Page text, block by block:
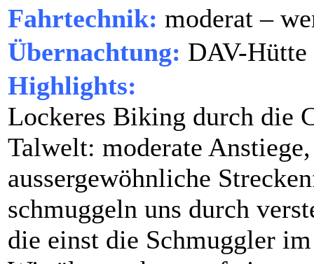
Fahrtechnik: moderat –
Übernachtung: DAV-Hütte
Highlights:
Lockeres Biking durch die
Talwelt: moderate
aussergewöhnliche
schmuggeln uns durch
die einst die Schmuggler